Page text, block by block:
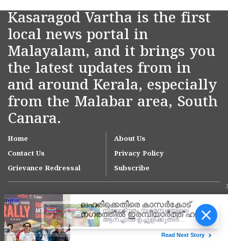
Kasaragod Vartha is the first
local news portal in
Malayalam, and it brings you
the latest updates from in
and around Kerala, especially
from the Malabar area, South
Canara.
Home
About Us
Contact Us
Privacy Policy
Grievance Redressal
Subscribe
നീലേശ്വരം നഗരസഭയിലെ
ആനച്ചാൽ-ഉച്ചൂളിക്കുതിർ
റോഡിലെ വെള്ളക്കെട്ട്
പരിഹരിക്കാൻ ഇടപെടൽ;